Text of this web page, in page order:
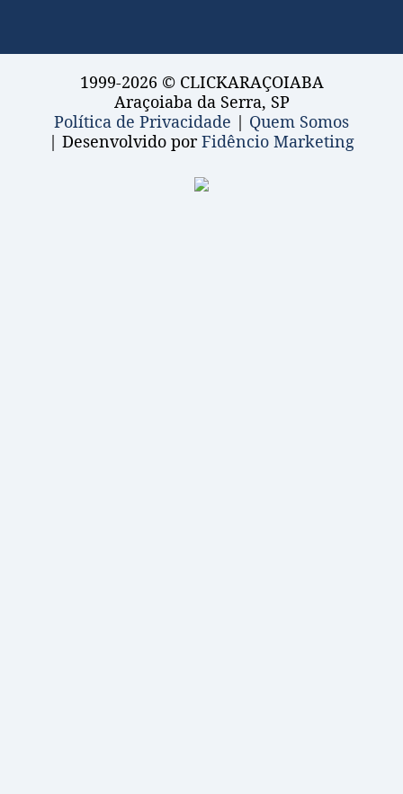
1999-2026 © CLICKARAÇOIABA
Araçoiaba da Serra, SP
Política de Privacidade | Quem Somos
| Desenvolvido porFidêncio Marketing